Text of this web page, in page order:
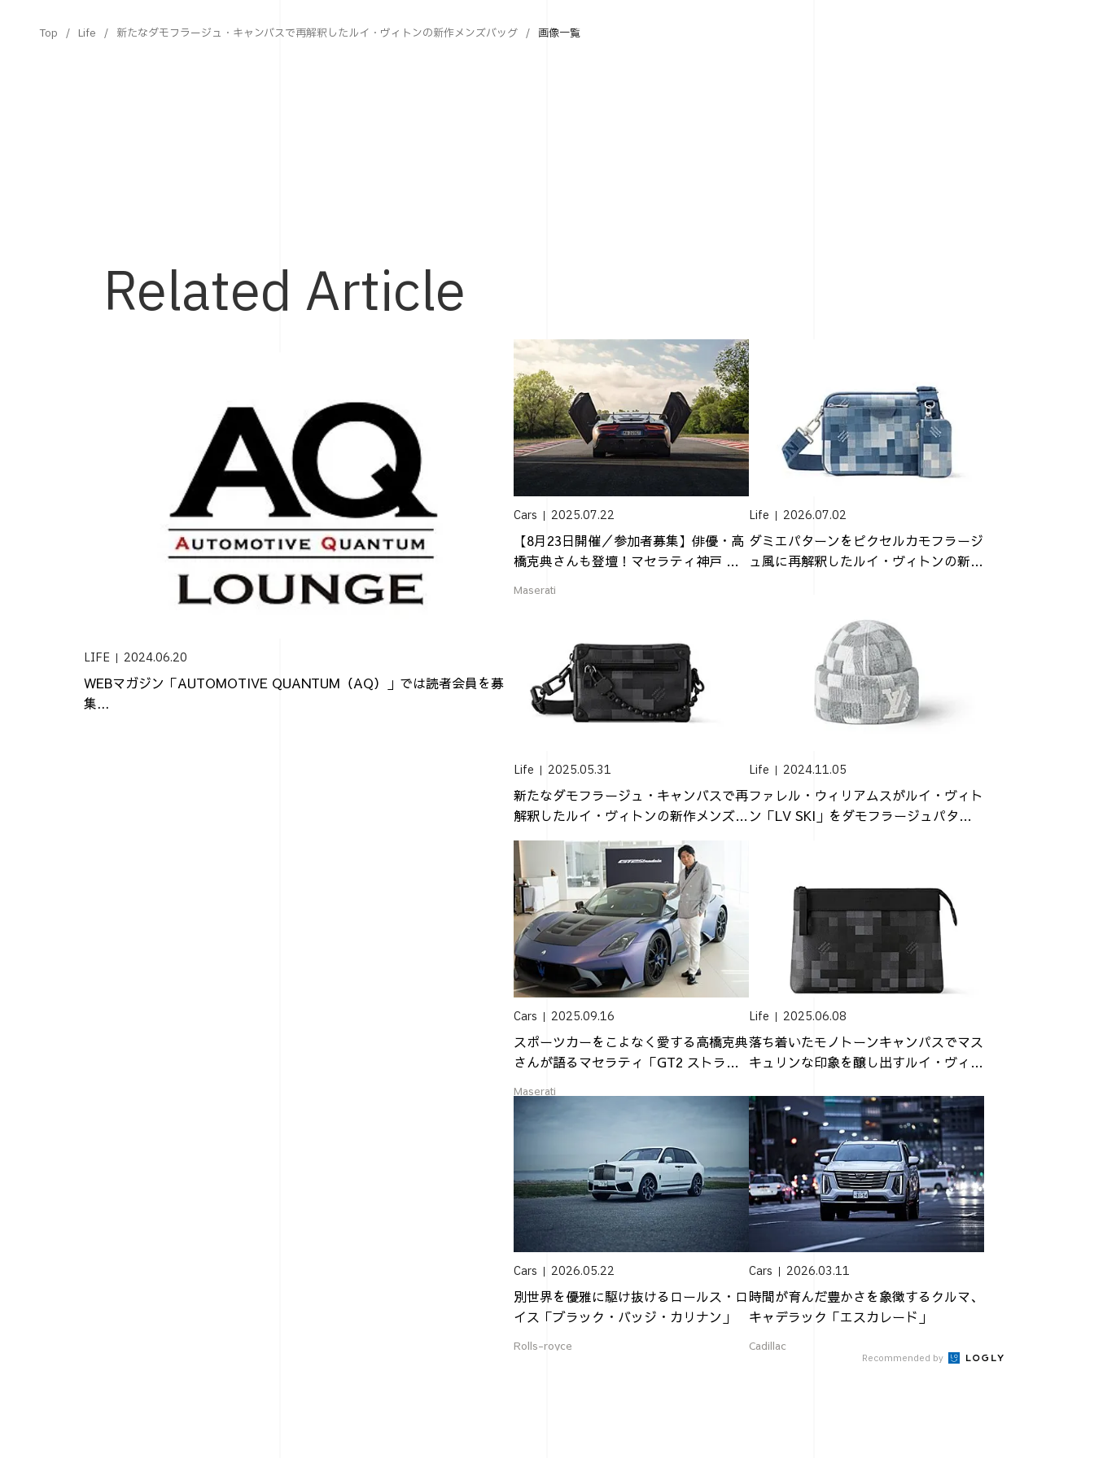
Top Life 新たなダモフラージュ・キャンバスで再解釈したルイ・ヴィトンの新作メンズバッグ 画像一覧
Related Article
LIFE 2024.06.20
WEBマガジン「AUTOMOTIVE QUANTUM（AQ）」では読者会員を募
集...
Cars 2025.07.22
【8月23日開催／参加者募集】俳優・高
橋克典さんも登壇！マセラティ神戸 GT
Maserati
Life 2026.07.02
ダミエパターンをピクセルカモフラージ
ュ風に再解釈したルイ・ヴィトンの新作
Life 2025.05.31
新たなダモフラージュ・キャンバスで再
解釈したルイ・ヴィトンの新作メンズバ
Life 2024.11.05
ファレル・ウィリアムスがルイ・ヴィト
ン「LV SKI」をダモフラージュパター
Cars 2025.09.16
スポーツカーをこよなく愛する高橋克典
さんが語るマセラティ「GT2 ストラダ
Maserati
Life 2025.06.08
落ち着いたモノトーンキャンパスでマス
キュリンな印象を醸し出すルイ・ヴィト
Cars 2026.05.22
別世界を優雅に駆け抜けるロールス・ロ
イス「ブラック・バッジ・カリナン」
Rolls-royce
Cars 2026.03.11
時間が育んだ豊かさを象徴するクルマ、
キャデラック「エスカレード」
Cadillac
Recommended by